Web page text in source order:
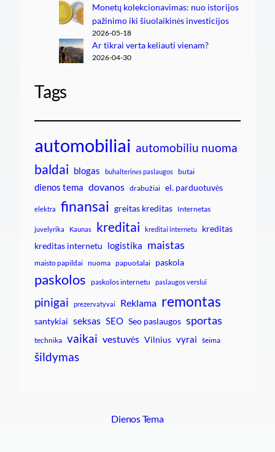
Monetų kolekcionavimas: nuo istorijos
pažinimo iki šiuolaikinės investicijos
2026-05-18
Ar tikrai verta keliauti vienam?
2026-04-30
Tags
automobiliai automobiliu nuoma
baldai blogas buhalterinės paslaugos butai
dienos tema dovanos drabužiai el. parduotuvės
elektra finansai greitas kreditas Internetas
juvelyrika Kaunas kreditai kreditai internetu
kreditas
kreditas internetu logistika maistas
maisto papildai nuoma papuošalai paskola
paskolos paskolos internetu paslaugos verslui
pinigai prezervatyvai Reklama remontas
santykiai seksas SEO Seo paslaugos sportas
technika vaikai vestuvės Vilnius vyrai šeima
šildymas
Dienos Tema